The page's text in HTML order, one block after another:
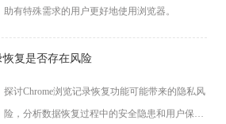
助有特殊需求的用户更好地使用浏览器。
恢复是否存在风险
探讨Chrome浏览记录恢复功能可能带来的隐私风
险，分析数据恢复过程中的安全隐患和用户保护